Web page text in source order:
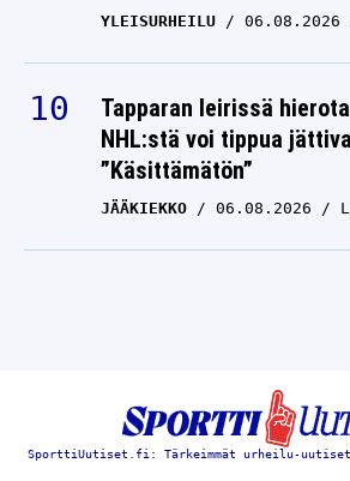
YLEISURHEILU 06.08.2026
Tapparan leirissä
NHL:stä voi tippua
”Käsittämätön”
JÄÄKIEKKO 06.08.2026
SporttiUutiset.fi: Tärkeimmät urheilu-